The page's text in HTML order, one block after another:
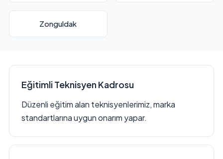
Zonguldak
Eğitimli Teknisyen Kadrosu
Düzenli eğitim alan teknisyenlerimiz, marka
standartlarına uygun onarım yapar.